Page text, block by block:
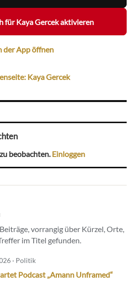
für Kaya Gercek aktivieren
der App öffnen
Kaya Gercek
beobachten. Einloggen
vorrangig über Kürzel, Orte,
im Titel gefunden.
· Politik
Podcast „Amann Unframed“